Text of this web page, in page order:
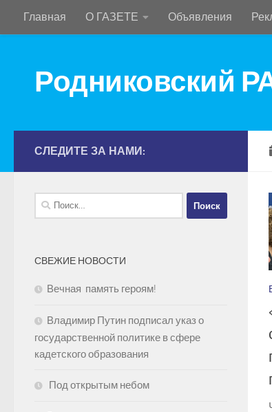
Перейти к содержимому
Главная О ГАЗЕТЕ Объявления
Родниковский
СЛЕДИТЕ ЗА НАМИ:
Найти:
СВЕЖИЕ НОВОСТИ
Вечная память героям!
Владимир Путин подписал указ о
государственной политике в сфере
кадетского образования
Под открытым небом